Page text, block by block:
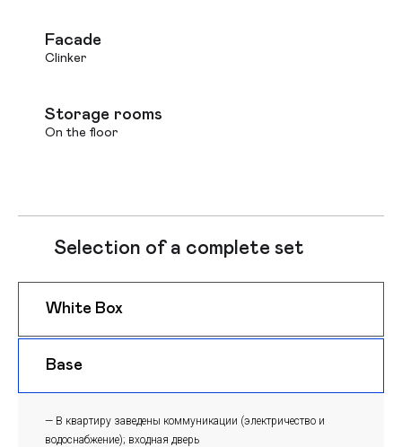
Facade
Clinker
Storage rooms
On the floor
Selection of a complete set
White Box
Base
— В квартиру заведены коммуникации (электричество и
водоснабжение); входная дверь